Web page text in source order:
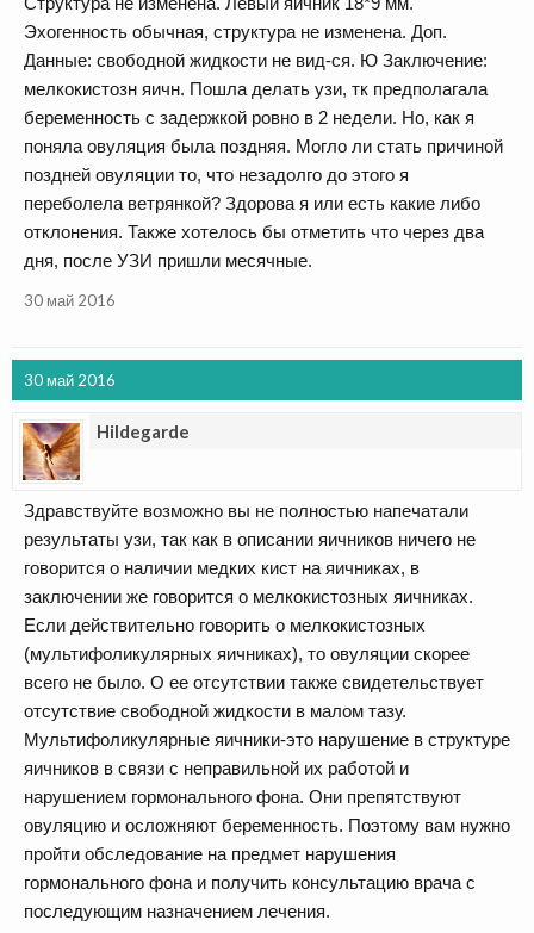
Эхогенность обычная, структура не изменена. Доп.
Данные: свободной жидкости не вид-ся. Ю Заключение:
мелкокистозн яичн. Пошла делать узи, тк предполагала
беременность с задержкой ровно в 2 недели. Но, как я
поняла овуляция была поздняя. Могло ли стать причиной
поздней овуляции то, что незадолго до этого я
переболела ветрянкой? Здорова я или есть какие либо
отклонения. Также хотелось бы отметить что через два
дня, после УЗИ пришли месячные.
30 май 2016
30 май 2016
Hildegarde
Здравствуйте возможно вы не полностью напечатали
результаты узи, так как в описании яичников ничего не
говорится о наличии медких кист на яичниках, в
заключении же говорится о мелкокистозных яичниках.
Если действительно говорить о мелкокистозных
(мультифоликулярных яичниках), то овуляции скорее
всего не было. О ее отсутствии также свидетельствует
отсутствие свободной жидкости в малом тазу.
Мультифоликулярные яичники-это нарушение в структуре
яичников в связи с неправильной их работой и
нарушением гормонального фона. Они препятствуют
овуляцию и осложняют беременность. Поэтому вам нужно
пройти обследование на предмет нарушения
гормонального фона и получить консультацию врача с
последующим назначением лечения.